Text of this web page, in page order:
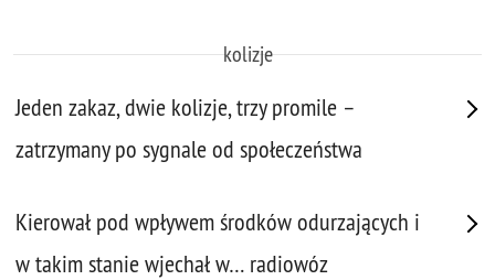
kolizje
Jeden zakaz, dwie kolizje, trzy promile –
zatrzymany po sygnale od społeczeństwa
Kierował pod wpływem środków odurzających i
w takim stanie wjechał w… radiowóz